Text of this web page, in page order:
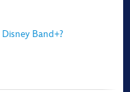
Band+?